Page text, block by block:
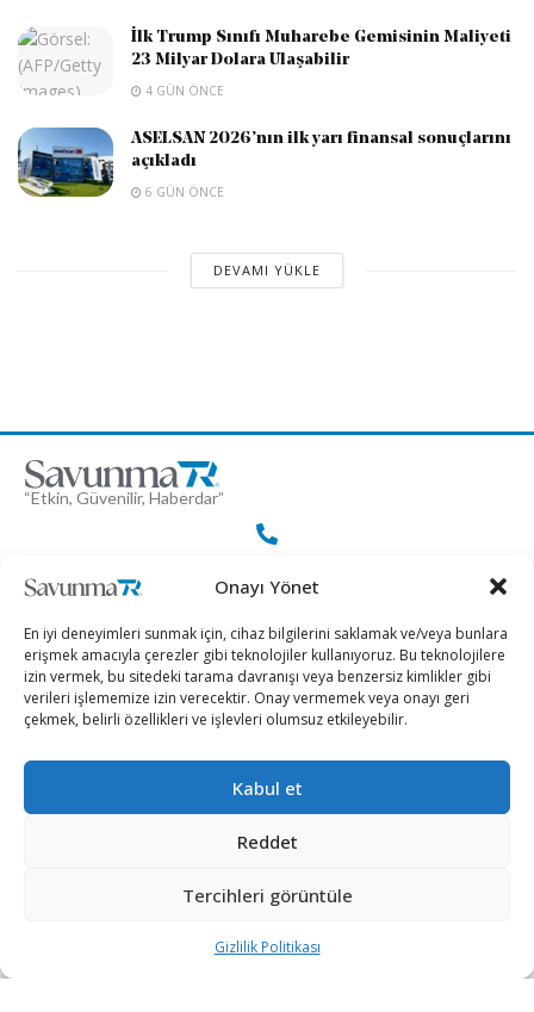
Onayı Yönet
En iyi deneyimleri sunmak için, cihaz bilgilerini saklamak ve/veya bunlara
erişmek amacıyla çerezler gibi teknolojiler kullanıyoruz. Bu teknolojilere
izin vermek, bu sitedeki tarama davranışı veya benzersiz kimlikler gibi
verileri işlememize izin verecektir. Onay vermemek veya onayı geri
çekmek, belirli özellikleri ve işlevleri olumsuz etkileyebilir.
Kabul et
Reddet
Tercihleri görüntüle
Gizlilik Politikası
İlk Trump Sınıfı Muharebe Gemisinin Maliyeti
23 Milyar Dolara Ulaşabilir
4 GÜN ÖNCE
ASELSAN 2026’nın ilk yarı finansal sonuçlarını
açıkladı
6 GÜN ÖNCE
DEVAMI YÜKLE
“Etkin, Güvenilir, Haberdar”
+90 530 308 17 96
iletisim@savunmatr.com
2026 © Savunma TR. Tüm Hakları Saklıdır.
Siber Güvenlik
Teknoloji
Politika